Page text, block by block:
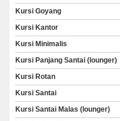
Kursi Goyang
Kursi Kantor
Kursi Minimalis
Kursi Panjang Santai (lounger)
Kursi Rotan
Kursi Santai
Kursi Santai Malas (lounger)